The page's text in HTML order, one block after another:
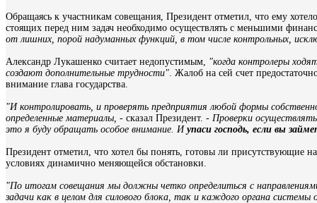
Обращаясь к участникам совещания, Президент отметил, что ему
стоящих перед ним задач необходимо осуществлять с меньшими
от лишних, порой надуманных функций, в том числе контрольных,
Александр Лукашенко считает недопустимым, "когда контролеры
создают дополнительные трудности" . Жалоб на сей счет
внимание глава государства.
"И контролировать, и проверять предприятия любой формы
определенные материалы, - сказал Президент. - Проверки
это я буду обращать особое внимание. И упаси господь, если вы
Президент отметил, что хотел бы понять, готовы ли присутствующие
условиях динамично меняющейся обстановки.
"По итогам совещания мы должны четко определиться с
задачи как в целом для силового блока, так и каждого органа системы